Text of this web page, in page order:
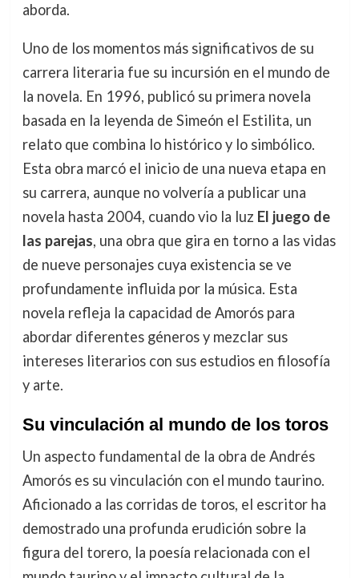
aborda.
Uno de los momentos más significativos de su
carrera literaria fue su incursión en el mundo de
la novela. En 1996, publicó su primera novela
basada en la leyenda de Simeón el Estilita, un
relato que combina lo histórico y lo simbólico.
Esta obra marcó el inicio de una nueva etapa en
su carrera, aunque no volvería a publicar una
novela hasta 2004, cuando vio la luz El juego de
las parejas, una obra que gira en torno a las vidas
de nueve personajes cuya existencia se ve
profundamente influida por la música. Esta
novela refleja la capacidad de Amorós para
abordar diferentes géneros y mezclar sus
intereses literarios con sus estudios en filosofía
y arte.
Su vinculación al mundo de los toros
Un aspecto fundamental de la obra de Andrés
Amorós es su vinculación con el mundo taurino.
Aficionado a las corridas de toros, el escritor ha
demostrado una profunda erudición sobre la
figura del torero, la poesía relacionada con el